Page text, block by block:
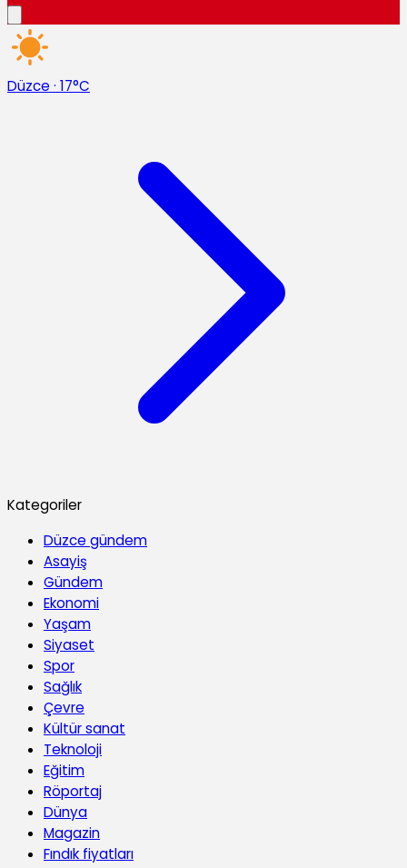
Düzce · 17°C
Kategoriler
Düzce gündem
Asayiş
Gündem
Ekonomi
Yaşam
Siyaset
Spor
Sağlık
Çevre
Kültür sanat
Teknoloji
Eğitim
Röportaj
Dünya
Magazin
Fındık fiyatları